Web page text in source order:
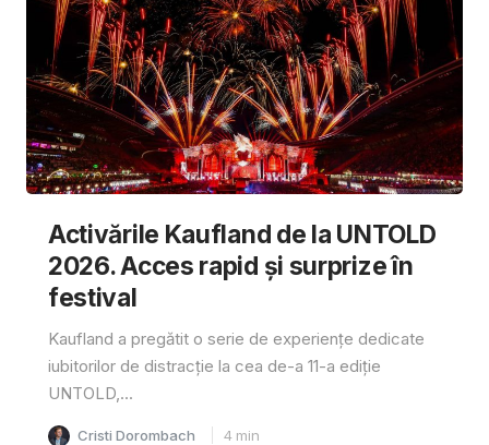
Activările Kaufland de la UNTOLD
2026. Acces rapid și surprize în
festival
Kaufland a pregătit o serie de experiențe dedicate
iubitorilor de distracție la cea de-a 11-a ediție
UNTOLD,...
Cristi Dorombach 4 min